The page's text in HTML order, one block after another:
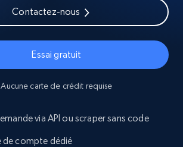
Contactez-nous
Essai gratuit
Aucune carte de crédit requise
via API ou scraper sans code
de compte dédié